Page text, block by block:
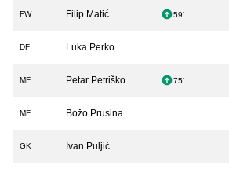
FW Filip Matić 59'
DF Luka Perko
MF Petar Petriško 75'
MF Božo Prusina
GK Ivan Puljić